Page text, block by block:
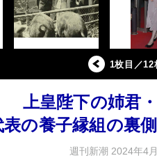
1枚目／12
上皇陛下の姉君
の養子縁組の裏側
週刊新潮 2024年4